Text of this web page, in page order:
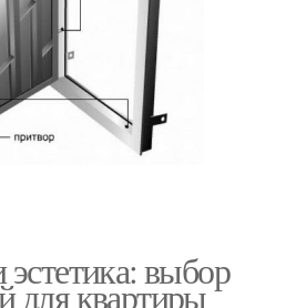
эстетика: выбор
для квартиры